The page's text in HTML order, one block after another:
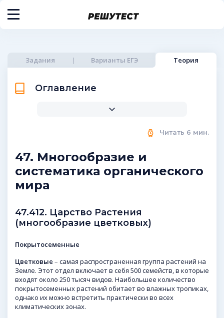
Задания Варианты ЕГЭ Теория
Оглавление
47. Многообразие и
систематика органического
мира
Читать 6 мин.
47.412. Царство Растения
(многообразие цветковых)
Покрытосеменные
Цветковые – самая распространенная группа растений на
Земле. Этот отдел включает в себя 500 семейств, в которые
входят около 250 тысяч видов. Наибольшее количество
покрытосеменных растений обитает во влажных тропиках,
однако их можно встретить практически во всех
климатических зонах.